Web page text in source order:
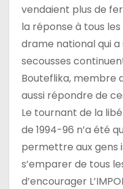
vendaient plus de
la réponse à tous
drame national qui
secousses
Bouteflika, membre
aussi répondre de
Le tournant de la
de 1994-96 n’a été
permettre aux gens
s’emparer de tous
d’encourager